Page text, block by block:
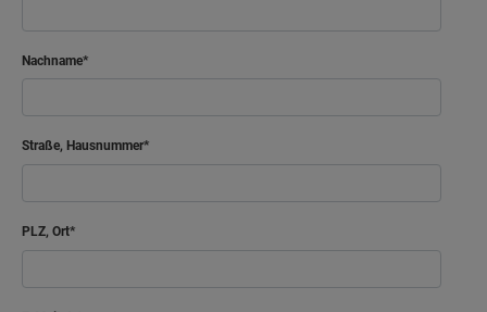
Nachname
Straße, Hausnummer
PLZ, Ort